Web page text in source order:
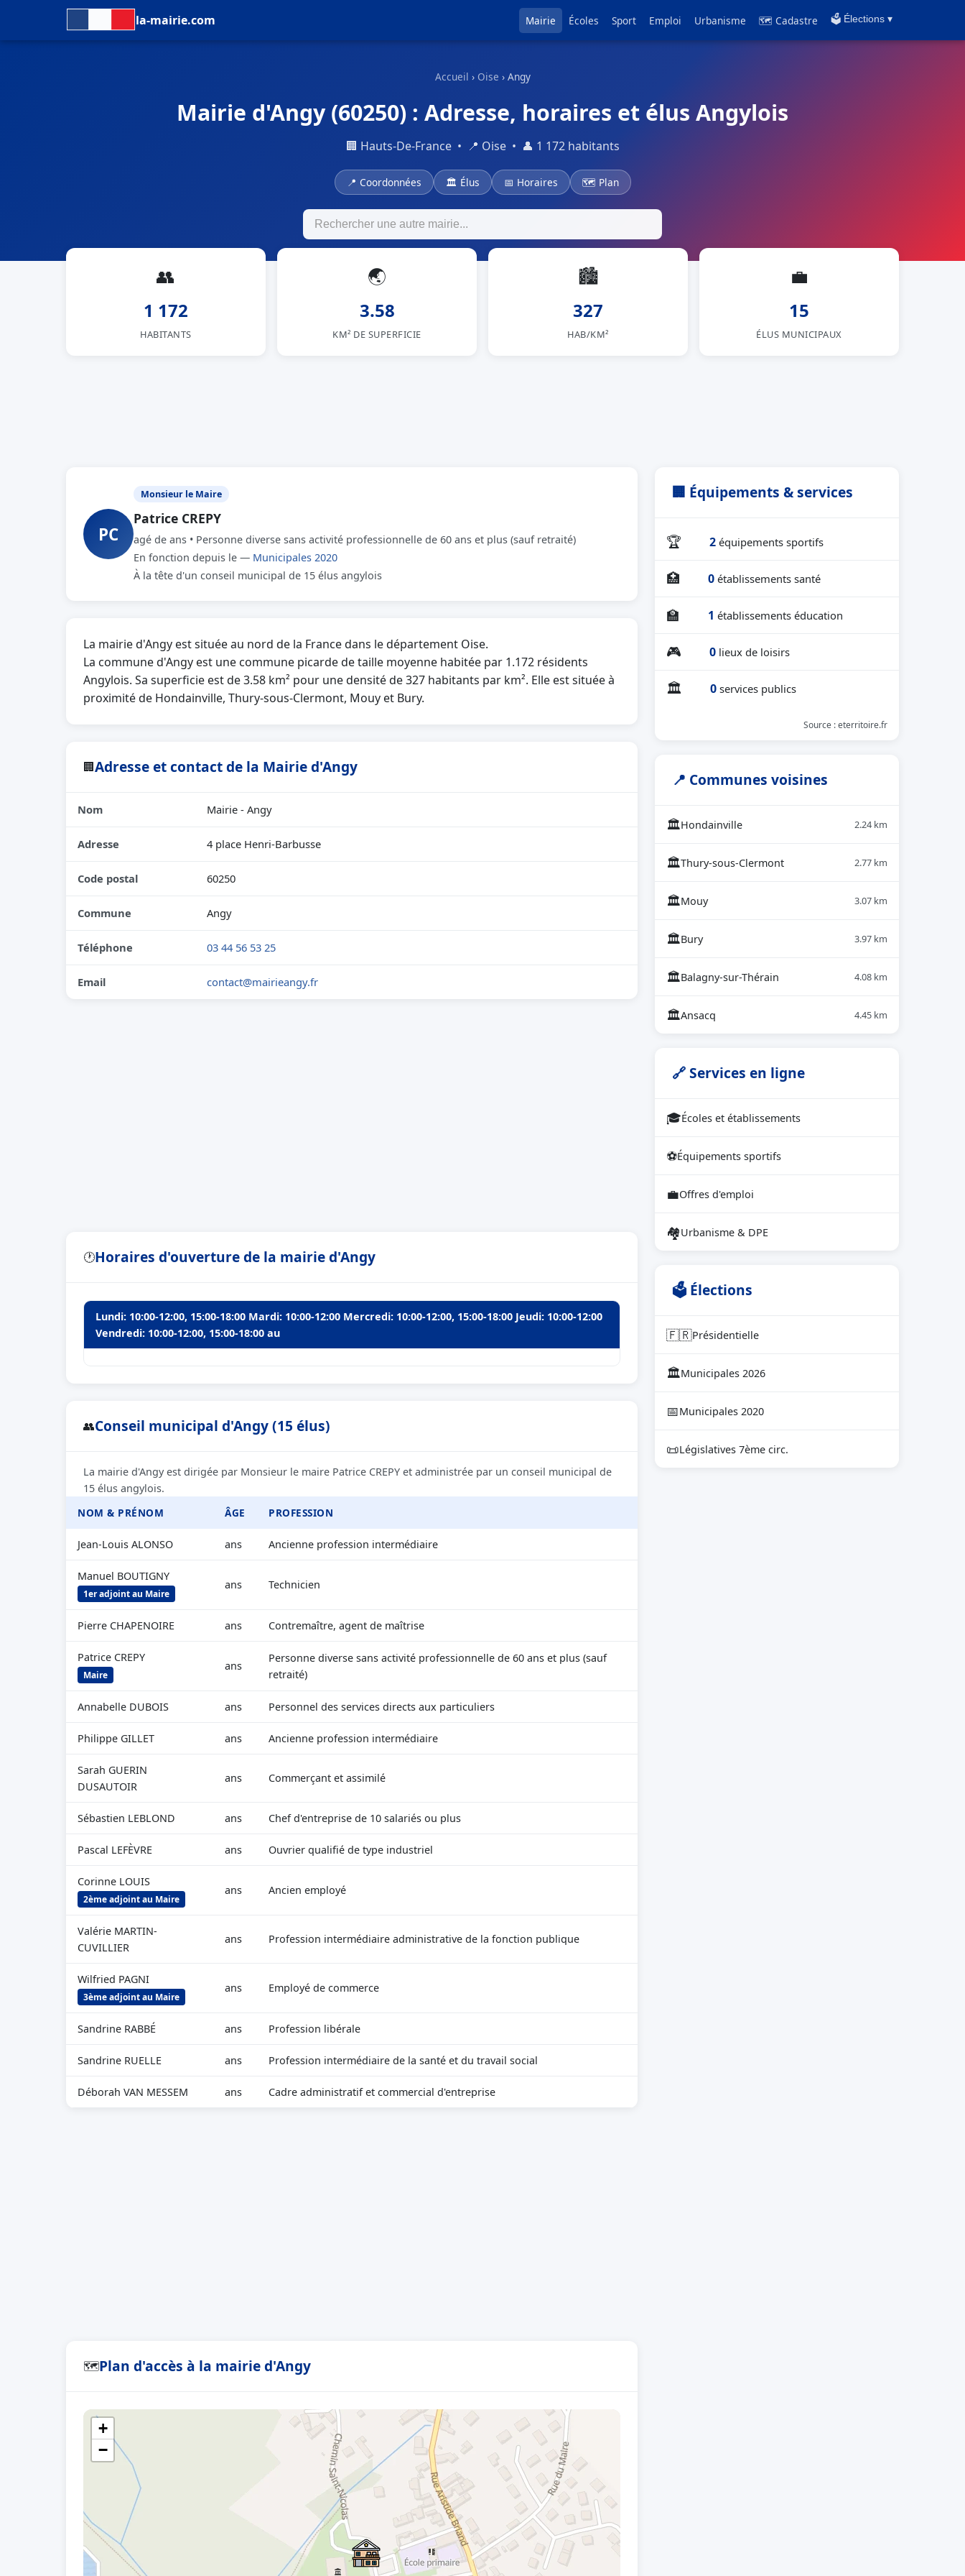
la-mairie.com Mairie Écoles Sport Emploi Urbanisme 🗺 Cadastre 🗳️ Élections ▾
Accueil › Oise › Angy
Mairie d'Angy (60250) : Adresse, horaires et élus Angylois
🏢 Hauts-De-France • 📍 Oise • 👤 1 172 habitants
📍 Coordonnées 🏛 Élus 📅 Horaires 🗺 Plan
👥
1 172
HABITANTS
🌏
3.58
KM² DE SUPERFICIE
🏙
327
HAB/KM²
💼
15
ÉLUS MUNICIPAUX
PC
Monsieur le Maire
Patrice CREPY
agé de ans • Personne diverse sans activité professionnelle de 60 ans et plus (sauf retraité)
En fonction depuis le — Municipales 2020
À la tête d'un conseil municipal de 15 élus angylois
La mairie d'Angy est située au nord de la France dans le département Oise.
La commune d'Angy est une commune picarde de taille moyenne habitée par 1.172 résidents
Angylois. Sa superficie est de 3.58 km² pour une densité de 327 habitants par km². Elle est située à
proximité de Hondainville, Thury-sous-Clermont, Mouy et Bury.
🏢Adresse et contact de la Mairie d'Angy
Nom Mairie - Angy
Adresse 4 place Henri-Barbusse
Code postal 60250
Commune Angy
Téléphone 03 44 56 53 25
Email contact@mairieangy.fr
🕐Horaires d'ouverture de la mairie d'Angy
Lundi: 10:00-12:00, 15:00-18:00 Mardi: 10:00-12:00 Mercredi: 10:00-12:00, 15:00-18:00 Jeudi: 10:00-12:00
Vendredi: 10:00-12:00, 15:00-18:00 au
👥Conseil municipal d'Angy (15 élus)
La mairie d'Angy est dirigée par Monsieur le maire Patrice CREPY et administrée par un conseil municipal de
15 élus angylois.
NOM & PRÉNOM
ÂGE PROFESSION
Jean-Louis ALONSO ans Ancienne profession intermédiaire
Manuel BOUTIGNY
1er adjoint au Maire
ans Technicien
Pierre CHAPENOIRE ans Contremaître, agent de maîtrise
Patrice CREPY
Maire
ans
Personne diverse sans activité professionnelle de 60 ans et plus (sauf
retraité)
Annabelle DUBOIS ans Personnel des services directs aux particuliers
Philippe GILLET ans Ancienne profession intermédiaire
Sarah GUERIN
DUSAUTOIR
ans Commerçant et assimilé
Sébastien LEBLOND ans Chef d'entreprise de 10 salariés ou plus
Pascal LEFÈVRE ans Ouvrier qualifié de type industriel
Corinne LOUIS
2ème adjoint au Maire
ans Ancien employé
Valérie MARTIN-
CUVILLIER
ans Profession intermédiaire administrative de la fonction publique
Wilfried PAGNI
3ème adjoint au Maire
ans Employé de commerce
Sandrine RABBÉ ans Profession libérale
Sandrine RUELLE ans Profession intermédiaire de la santé et du travail social
Déborah VAN MESSEM ans Cadre administratif et commercial d'entreprise
🗺Plan d'accès à la mairie d'Angy
+
−
🏢 Équipements & services
🏆 2 équipements sportifs
🏥 0 établissements santé
🏫 1 établissements éducation
🎮 0 lieux de loisirs
🏛 0 services publics
Source : eterritoire.fr
📍 Communes voisines
🏛Hondainville 2.24 km
🏛Thury-sous-Clermont 2.77 km
🏛Mouy 3.07 km
🏛Bury 3.97 km
🏛Balagny-sur-Thérain 4.08 km
🏛Ansacq 4.45 km
🔗 Services en ligne
🎓Écoles et établissements
⚽Équipements sportifs
💼Offres d'emploi
🏘Urbanisme & DPE
🗳 Élections
🇫🇷Présidentielle
🏛Municipales 2026
📅Municipales 2020
📜Législatives 7ème circ.